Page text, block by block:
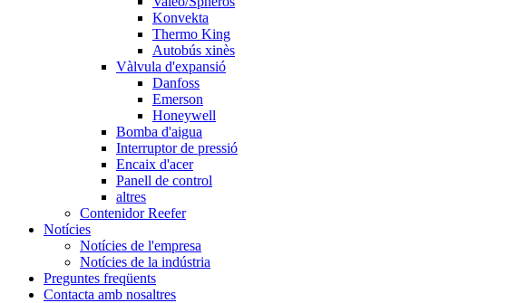
Konvekta
Thermo King
Autobús xinès
Vàlvula d'expansió
Danfoss
Emerson
Honeywell
Bomba d'aigua
Interruptor de pressió
Encaix d'acer
Panell de control
altres
Contenidor Reefer
Notícies
Notícies de l'empresa
Notícies de la indústria
Preguntes freqüents
Contacta amb nosaltres